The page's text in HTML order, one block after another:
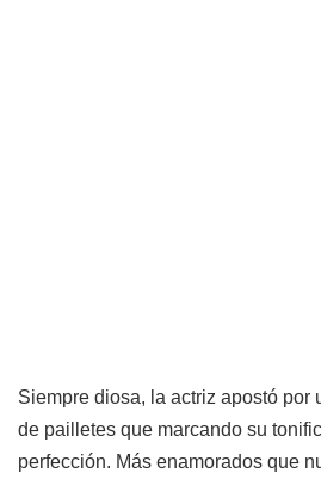
Siempre diosa, la actriz apostó por
de pailletes que marcando su
perfección. Más enamorados que